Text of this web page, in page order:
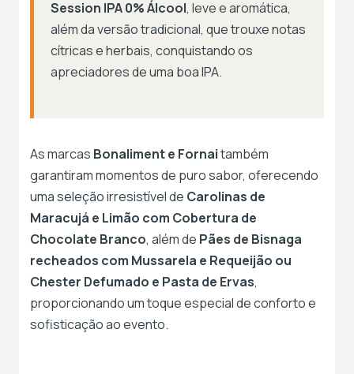
Session IPA 0% Álcool, leve e aromática,
além da versão tradicional, que trouxe notas
cítricas e herbais, conquistando os
apreciadores de uma boa IPA.
As marcas Bonaliment e Fornaitambém
garantiram momentos de puro sabor, oferecendo
uma seleção irresistível de Carolinas de
Maracujá e Limão com Cobertura de
Chocolate Branco, além de Pães de Bisnaga
recheados com Mussarela e Requeijão ou
Chester Defumado e Pasta de Ervas,
proporcionando um toque especial de conforto e
sofisticação ao evento.